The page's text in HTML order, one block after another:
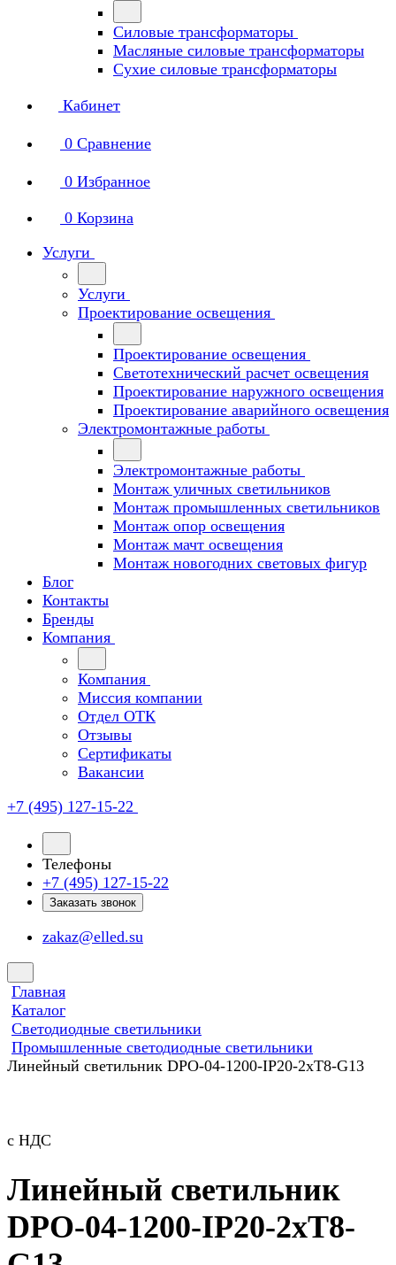
Силовые трансформаторы
Масляные силовые трансформаторы
Сухие силовые трансформаторы
Кабинет
0 Сравнение
0 Избранное
0 Корзина
Услуги
Услуги
Проектирование освещения
Проектирование освещения
Светотехнический расчет освещения
Проектирование наружного освещения
Проектирование аварийного освещения
Электромонтажные работы
Электромонтажные работы
Монтаж уличных светильников
Монтаж промышленных светильников
Монтаж опор освещения
Монтаж мачт освещения
Монтаж новогодних световых фигур
Блог
Контакты
Бренды
Компания
Компания
Миссия компании
Отдел ОТК
Отзывы
Сертификаты
Вакансии
+7 (495) 127-15-22
Телефоны
+7 (495) 127-15-22
Заказать звонок
zakaz@elled.su
Главная
Каталог
Светодиодные светильники
Промышленные светодиодные светильники
Линейный светильник DPO-04-1200-IP20-2хT8-G13
с НДС
Линейный светильник
DPO-04-1200-IP20-2хT8-